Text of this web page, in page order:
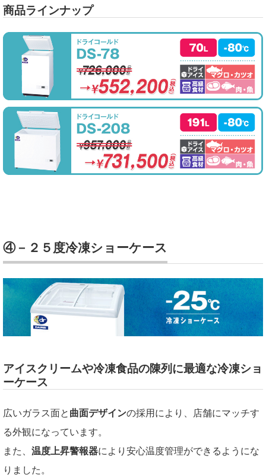
商品ラインナップ
④－２５度冷凍ショーケース
アイスクリームや冷凍食品の陳列に最適な冷凍ショ
ーケース
広いガラス面と 曲面デザインの採用により、店舗にマッチす
る外観になっています。
また、 温度上昇警報器により安心温度管理ができるようにな
りました。